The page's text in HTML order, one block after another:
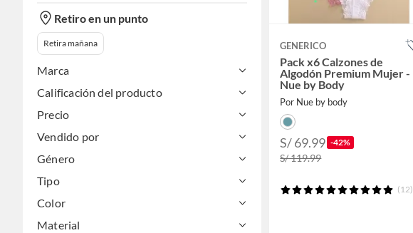
Retiro en un punto
Retira mañana
Marca
Calificación del producto
Precio
Vendido por
Género
Tipo
Color
Material
GENERICO
Pack x6 Calzones de
Algodón Premium Mujer -
Nue by Body
Por Nue by body
S/ 69.99 -42%
S/ 119.99
(12)